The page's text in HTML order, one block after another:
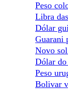
Peso
Libra
Dólar
Guarani
Novo
Dólar
Peso
Bolivar